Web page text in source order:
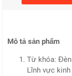
Mô tả sản phẩm
Từ khóa:
Lĩnh vực